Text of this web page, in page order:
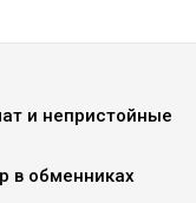
и непристойные
в обменниках